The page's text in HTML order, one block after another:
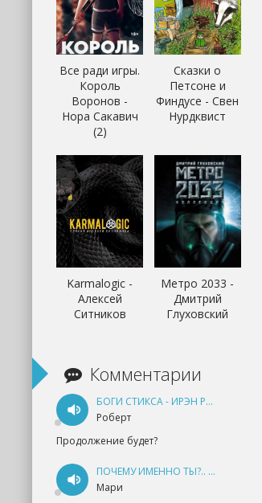
Все ради игры.
Король
Воронов -
Нора Сакавич
(2)
Сказки о
Петсоне и
Финдусе - Свен
Нурдквист
Karmalogic -
Алексей
Ситников
Метро 2033 -
Дмитрий
Глуховский
Комментарии
БОГИ СТИКСА - ИРЭН РУДКЕВИЧ
Роберт
Продолжение будет?
ПОЧЕМУ ИМЕННО ТЫ?.. КНИГА 1 - ЕКАТЕРИНА ЮДИНА
Мари